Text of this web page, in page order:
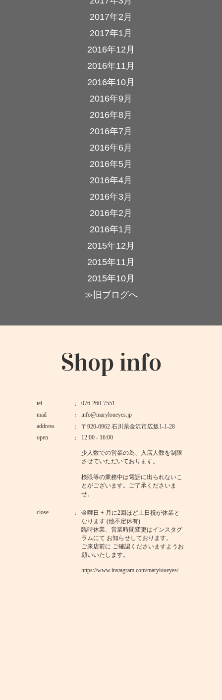
2017年2月
2017年1月
2016年12月
2016年11月
2016年10月
2016年9月
2016年8月
2016年7月
2016年6月
2016年5月
2016年4月
2016年3月
2016年2月
2016年1月
2015年12月
2015年11月
2015年10月
≫旧ブログへ
Shop info
tel
076-260-7551
mail
info@maryloueyes.jp
address
〒920-0962 石川県金沢市広坂1-1-28
open
12:00 - 16:00
少人数での営業の為、入店人数を制限
させていただいております。
検眼等の業務中は電話に出られないこ
とがございます。ご了承くださいま
せ。
close
金曜日 + 月に2回ほど土日祝が休業と
なります (他不定休有)
臨時休業、営業時間変更はインスタグ
ラムにて お知らせしております。
ご来店前に ご確認くださいますようお
願いいたします。
https://www.instagram.com/maryloueyes/